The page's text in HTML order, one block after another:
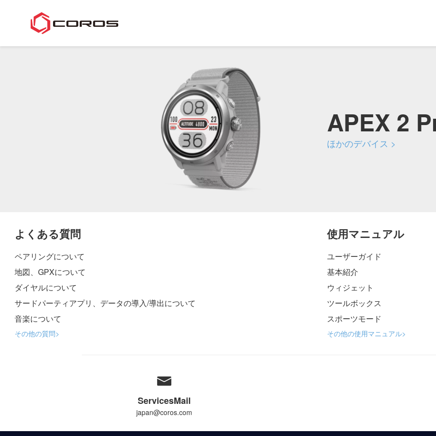
APEX 2
ほかのデバイス >
よくある質問
ペアリングについて
地図、GPXについて
ダイヤルについて
サードパーティアプリ、データの導入/導出について
音楽について
その他の質問>
使用マニュアル
ユーザーガイド
基本紹介
ウィジェット
ツールボックス
スポーツモード
その他の使用マニュアル>
ServicesMail
japan@coros.com